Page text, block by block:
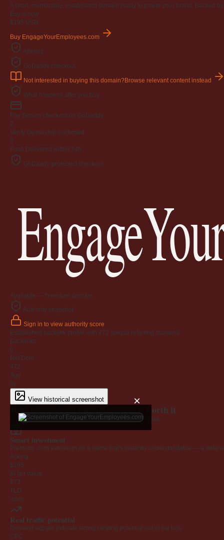
A short, memorable, established domain ready to power your brand. Backed
Buy-it-now
$195 USD
Buy EngageYourEmployees.com
Afternic
GoDaddy checkout
Not interested in buying this domain?Browse relevant content instead
What happens after you buy
Pay Secure checkout on GoDaddy
2
Verify Ownership confirmed
3
Push Delivered within 24h
GoDaddy-protected checkout
Available — Premium domain
Authority snapshot
Sign in to view authority score
Established backlink profile with 472 unique referring domains.
Backlinks
0
Ref Dom
472
Age
6y
View historical screenshot ×
Why EngageYourEmployees.com is worth it
Every claim below is backed by verified third-party data.
Smart investment
Premium .com extension on a name that's instantly understandable — a
Asking
$195
AI fair value
$73
TLD
.com
Real traffic potential
Demand signals indicate strong ranking potential out of the box.
CPC